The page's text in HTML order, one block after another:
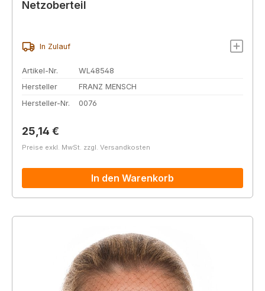
Netzoberteil
In Zulauf
Artikel-Nr.
WL48548
Hersteller
FRANZ MENSCH
Hersteller-Nr.
0076
Regulärer Preis:
25,14 €
Preise exkl. MwSt. zzgl. Versandkosten
In den Warenkorb